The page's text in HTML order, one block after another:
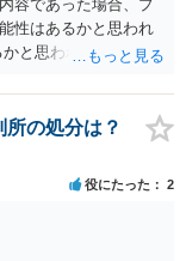
の回答】 主催者とし
実費に充てられてい
会館の管理者に対
伝えて了解を得てお
容であった場合、プ
性はあるかと思われ
と思われますので、
の処分は？
役にたった 2